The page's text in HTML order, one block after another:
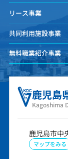
リース事業
共同利用施設事業
無料職業紹介事業
鹿児島
Kagoshima
鹿児島市中
マップをみる